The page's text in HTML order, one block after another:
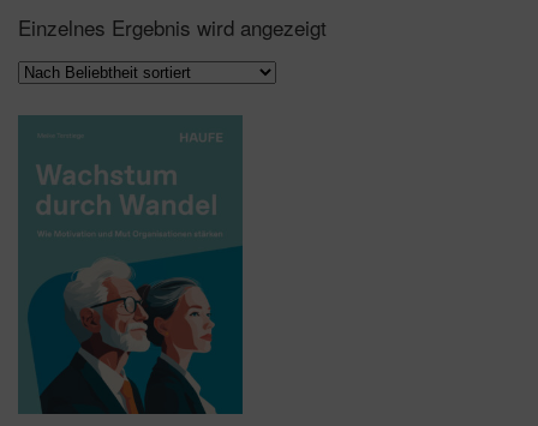
Einzelnes Ergebnis wird angezeigt